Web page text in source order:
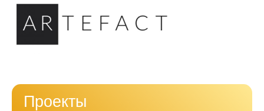
Проекты